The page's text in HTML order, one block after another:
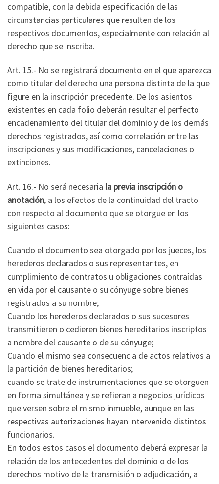
compatible, con la debida especificación de las
circunstancias particulares que resulten de los
respectivos documentos, especialmente con relación al
derecho que se inscriba.
Art. 15.- No se registrará documento en el que aparezca
como titular del derecho una persona distinta de la que
figure en la inscripción precedente. De los asientos
existentes en cada folio deberán resultar el perfecto
encadenamiento del titular del dominio y de los demás
derechos registrados, así como correlación entre las
inscripciones y sus modificaciones, cancelaciones o
extinciones.
Art. 16.- No será necesaria la previa inscripción o
anotación, a los efectos de la continuidad del tracto
con respecto al documento que se otorgue en los
siguientes casos:
Cuando el documento sea otorgado por los jueces, los
herederos declarados o sus representantes, en
cumplimiento de contratos u obligaciones contraídas
en vida por el causante o su cónyuge sobre bienes
registrados a su nombre;
Cuando los herederos declarados o sus sucesores
transmitieren o cedieren bienes hereditarios inscriptos
a nombre del causante o de su cónyuge;
Cuando el mismo sea consecuencia de actos relativos a
la partición de bienes hereditarios;
cuando se trate de instrumentaciones que se otorguen
en forma simultánea y se refieran a negocios jurídicos
que versen sobre el mismo inmueble, aunque en las
respectivas autorizaciones hayan intervenido distintos
funcionarios.
En todos estos casos el documento deberá expresar la
relación de los antecedentes del dominio o de los
derechos motivo de la transmisión o adjudicación, a